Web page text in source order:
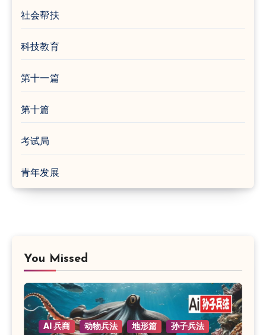
社会帮扶
科技教育
第十一篇
第十篇
考试局
青年发展
You Missed
AI 兵商 动物兵法 地形篇
孙子兵法